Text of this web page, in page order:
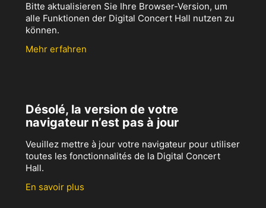
Bitte aktualisieren Sie Ihre Browser-Version, um
alle Funktionen der Digital Concert Hall nutzen zu
können.
Mehr erfahren
Désolé, la version de votre
navigateur n’est pas à jour
Veuillez mettre à jour votre navigateur pour utiliser
toutes les fonctionnalités de la Digital Concert
Hall.
En savoir plus